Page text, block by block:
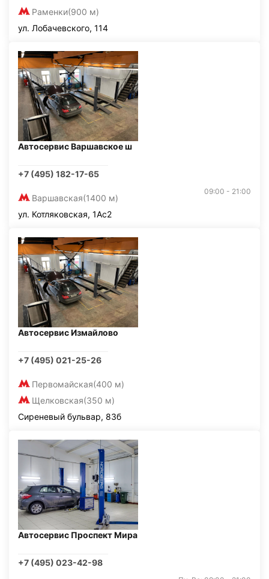
Раменки(900 м)
ул. Лобачевского, 114
Автосервис Варшавское ш
+7 (495) 182-17-65
Варшавская(1400 м)
09:00 - 21:00
ул. Котляковская, 1Ас2
Автосервис Измайлово
+7 (495) 021-25-26
Первомайская(400 м)
Щелковская(350 м)
Сиреневый бульвар, 83б
Автосервис Проспект Мира
+7 (495) 023-42-98